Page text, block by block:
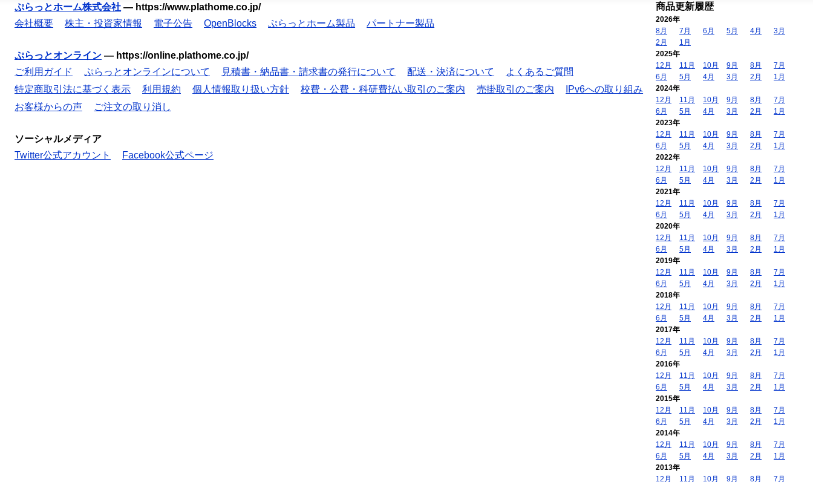
ぷらっとホーム株式会社 — https://www.plathome.co.jp/
会社概要
株主・投資家情報 電子公告 OpenBlocks ぷらっとホーム製品 パートナー製品
ぷらっとオンライン — https://online.plathome.co.jp/
ご利用ガイド
ぷらっとオンラインについて 見積書・納品書・請求書の発行について 配送・決済について
よくあるご質問
特定商取引法に基づく表示
利用規約 個人情報取り扱い方針 校費・公費・科研費払い取引のご案内 売掛取引のご案内
IPv6への取り組み
お客様からの声
ご注文の取り消し
ソーシャルメディア
Twitter公式アカウント
Facebook公式ページ
商品更新履歴
2026年
8月
7月 6月 5月 4月
3月
2月
1月
2025年
12月
11月 10月 9月 8月
7月
6月
5月 4月 3月 2月
1月
2024年
12月
11月 10月 9月 8月
7月
6月
5月 4月 3月 2月
1月
2023年
12月
11月 10月 9月 8月
7月
6月
5月 4月 3月 2月
1月
2022年
12月
11月 10月 9月 8月
7月
6月
5月 4月 3月 2月
1月
2021年
12月
11月 10月 9月 8月
7月
6月
5月 4月 3月 2月
1月
2020年
12月
11月 10月 9月 8月
7月
6月
5月 4月 3月 2月
1月
2019年
12月
11月 10月 9月 8月
7月
6月
5月 4月 3月 2月
1月
2018年
12月
11月 10月 9月 8月
7月
6月
5月 4月 3月 2月
1月
2017年
12月
11月 10月 9月 8月
7月
6月
5月 4月 3月 2月
1月
2016年
12月
11月 10月 9月 8月
7月
6月
5月 4月 3月 2月
1月
2015年
12月
11月 10月 9月 8月
7月
6月
5月 4月 3月 2月
1月
2014年
12月
11月 10月 9月 8月
7月
6月
5月 4月 3月 2月
1月
2013年
12月
11月 10月 9月 8月 7月